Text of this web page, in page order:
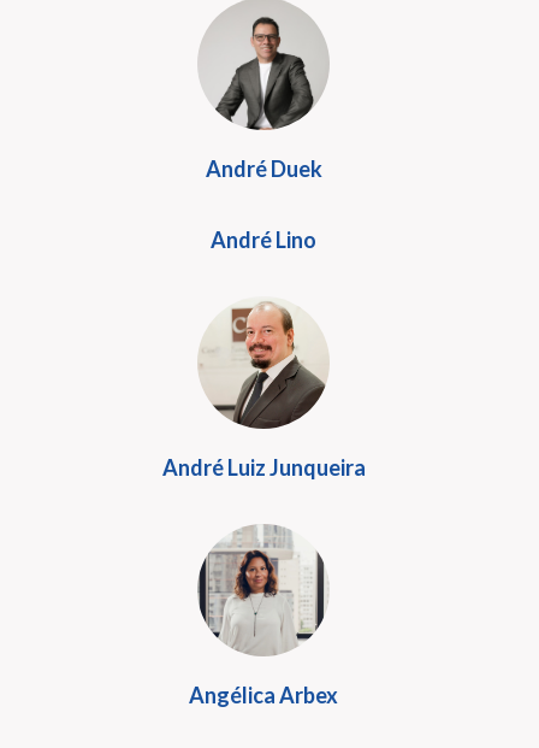
André Duek
André Lino
André Luiz Junqueira
Angélica Arbex